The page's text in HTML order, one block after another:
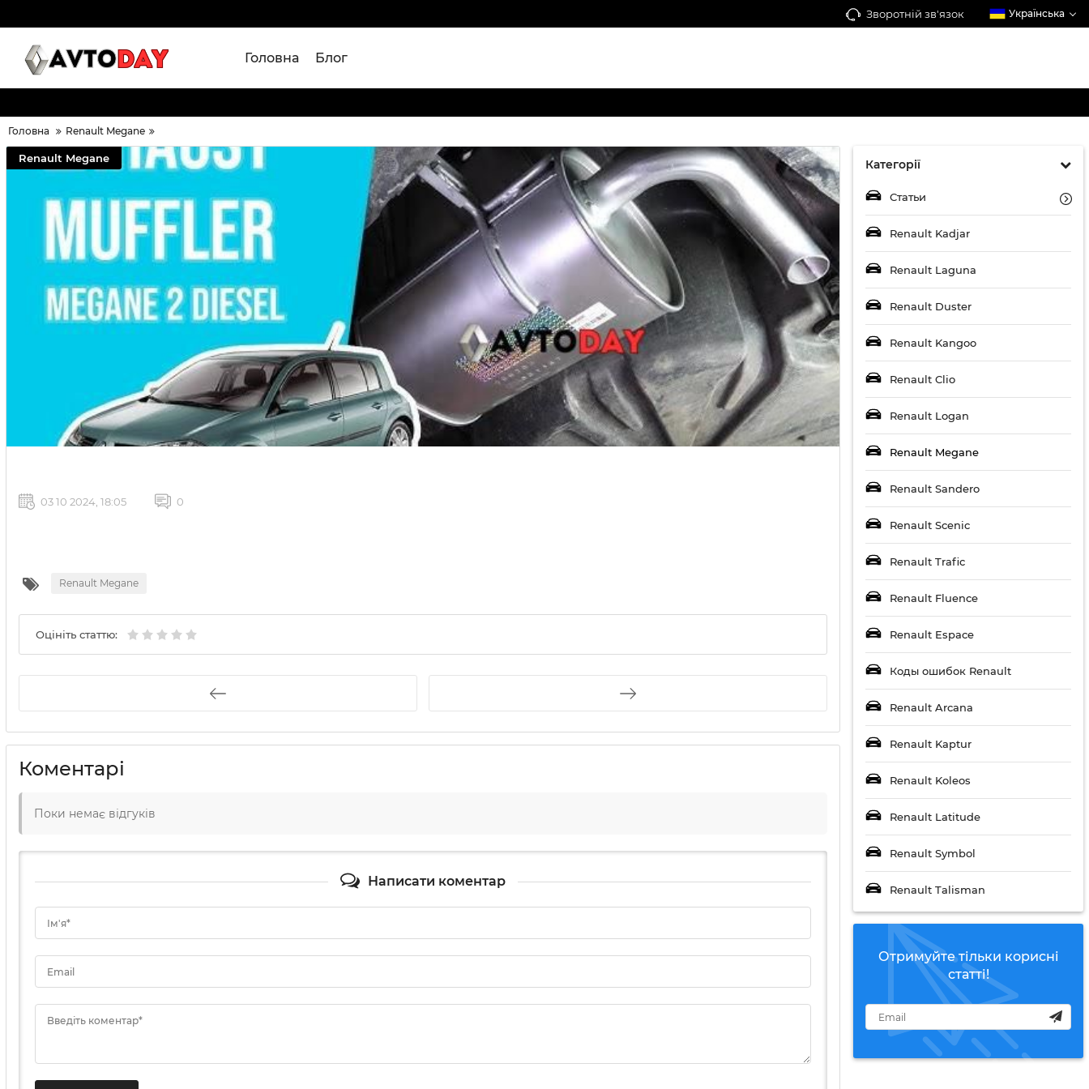
Зворотній зв'язок Українська
Головна Блог
Головна Renault Megane
Категорії
Статьи
Renault Kadjar
Renault Laguna
Renault Duster
Renault Kangoo
Renault Clio
Renault Logan
Renault Megane
Renault Sandero
Renault Scenic
Renault Trafic
Renault Fluence
Renault Espace
Коды ошибок Renault
Renault Arcana
Renault Kaptur
Renault Koleos
Renault Latitude
Renault Symbol
Renault Talisman
Отримуйте тільки корисні
статті!
Renault Megane
03 10 2024, 18:05 0
Renault Megane
Оцініть статтю:
Коментарі
Поки немає відгуків
Написати коментар
Ім'я*
Email
Введіть коментар*